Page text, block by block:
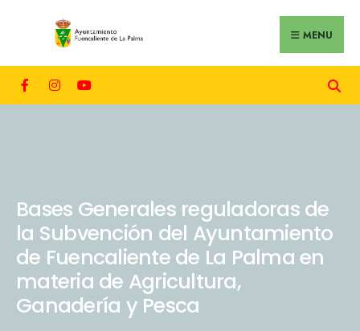
MENU
Bases Generales reguladoras de
la Subvención del Ayuntamiento
de Fuencaliente de La Palma en
materia de Agricultura,
Ganadería y Pesca